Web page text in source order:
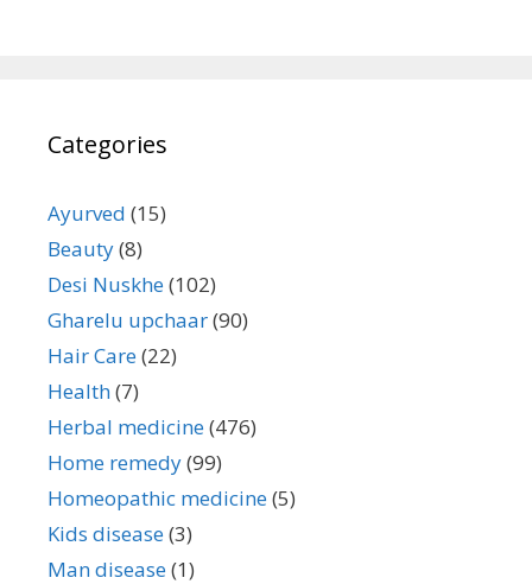
Categories
Ayurved (15)
Beauty(8)
Desi Nuskhe(102)
Gharelu upchaar(90)
Hair Care(22)
Health(7)
Herbal medicine(476)
Home remedy(99)
Homeopathic medicine(5)
Kids disease(3)
Man disease(1)